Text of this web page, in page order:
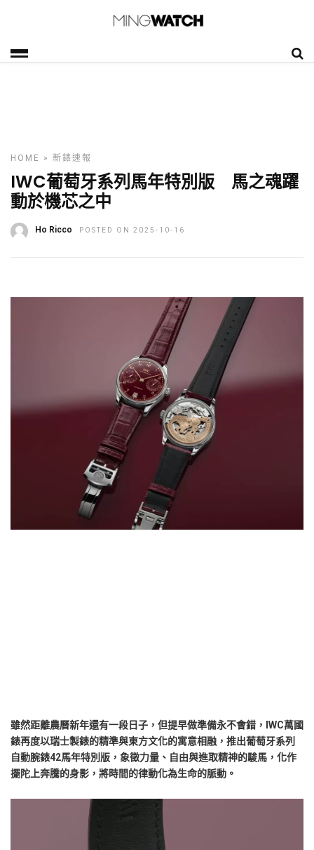
HOME » 新錶速報
IWC葡萄牙系列馬年特別版 馬之魂躍
動於機芯之中
Ho Ricco POSTED ON 2025-10-16
雖然距離農曆新年還有一段日子，但提早做準備永不會錯，IWC萬國
錶再度以瑞士製錶的精準與東方文化的寓意相融，推出葡萄牙系列
自動腕錶42馬年特別版，象徵力量、自由與進取精神的駿馬，化作
擺陀上奔騰的身影，將時間的律動化為生命的脈動。